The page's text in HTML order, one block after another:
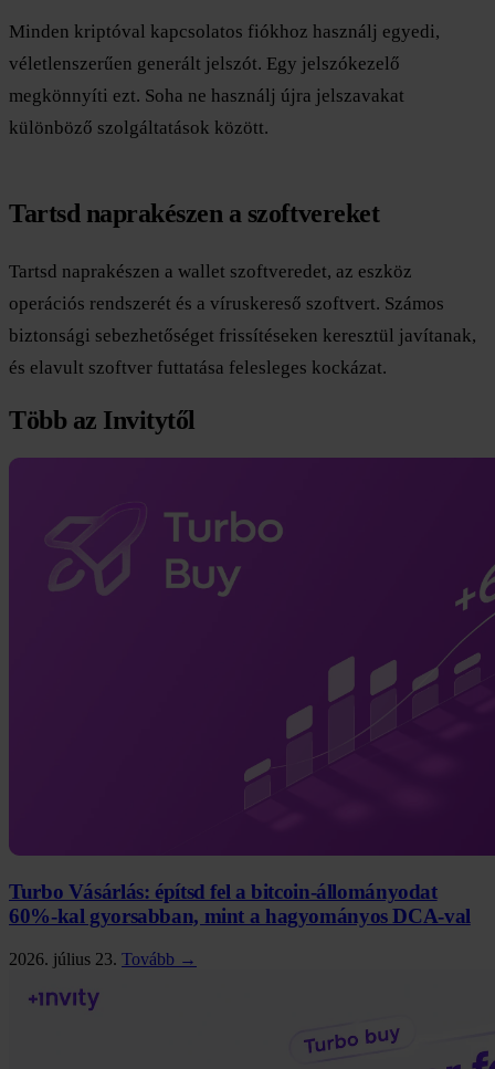
Minden kriptóval kapcsolatos fiókhoz használj egyedi,
véletlenszerűen generált jelszót. Egy jelszókezelő
megkönnyíti ezt. Soha ne használj újra jelszavakat
különböző szolgáltatások között.
Tartsd naprakészen a szoftvereket
Tartsd naprakészen a wallet szoftveredet, az eszköz
operációs rendszerét és a víruskereső szoftvert. Számos
biztonsági sebezhetőséget frissítéseken keresztül javítanak,
és elavult szoftver futtatása felesleges kockázat.
Több az Invitytől
Turbo Vásárlás: építsd fel a bitcoin-állományodat
60%-kal gyorsabban, mint a hagyományos DCA-val
2026. július 23. Tovább →